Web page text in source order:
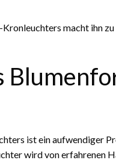
macht ihn
ist ein aufwendiger
wird von erfahrenen